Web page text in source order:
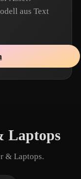
aus Text
Laptops
& Laptops.